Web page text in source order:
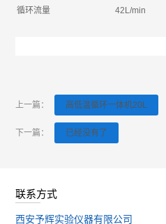
循环流量 42L/min
上一篇： 高低温循环一体机20L
下一篇： 已经没有了
联系方式
西安予辉实验仪器有限公司